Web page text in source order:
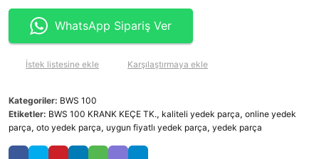
WhatsApp Sipariş Ver
İstek listesine ekle Karşılaştırmaya ekle
Kategoriler: BWS 100
Etiketler: BWS 100 KRANK KEÇE TK., kaliteli yedek parça, online yedek
parça, oto yedek parça, uygun fiyatlı yedek parça, yedek parça